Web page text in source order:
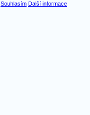
Souhlasím Další informace